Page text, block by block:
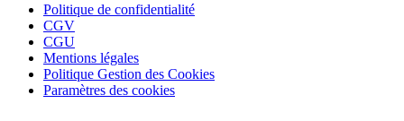
Politique de confidentialité
CGV
CGU
Mentions légales
Politique Gestion des Cookies
Paramètres des cookies